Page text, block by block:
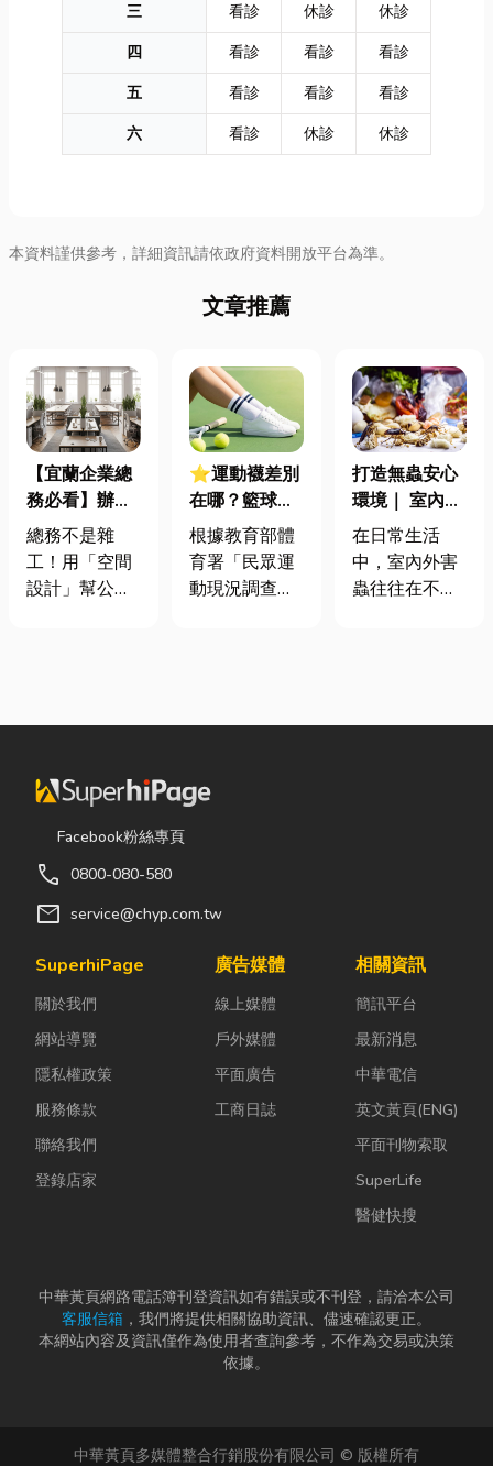
三
看診 休診
休診
四
看診 看診
看診
五
看診 看診
看診
六
看診 休診 休診
本資料謹供參考，詳細資訊請依政府資料開放平台為準。
文章推薦
【宜蘭企業總
務必看】辦公
室如何打造高
效能職場？從
辦公桌椅、系
總務不是雜
工！用「空間
設計」幫公司
公室時，常覺
缺東西時「壞
什麼補什麼」
就好，但這種
花了大錢，卻
換來員工抱怨
辦公室空間設
司賺錢的戰
略！真正厲
害...
⭐運動襪差別
在哪？籃球、
慢跑、排球襪
挑選全攻略，
穿對了運動不
根據教育部體
育署「民眾運
動現況調查」
與各類球類運
配備上毫不惜
專業路跑鞋，
抓一雙幾十元
上場。 「運動
鞋就像...
打造無蟲安心
環境｜ 室內外
害蟲防治全攻
略
在日常生活
中，室內外害
蟲往往在不知
渣或積水，容
吸引白蟻、蛾
藏匿，不僅影
響環境整潔，
更可能...
Facebook粉絲專頁
call 0800-080-580
mail service@chyp.com.tw
SuperhiPage
關於我們
網站導覽
隱私權政策
服務條款
聯絡我們
登錄店家
廣告媒體
線上媒體
戶外媒體
平面廣告
工商日誌
相關資訊
簡訊平台
最新消息
中華電信
英文黃頁(ENG)
平面刊物索取
SuperLife
醫健快搜
中華黃頁網路電話簿刊登資訊如有錯誤或不刊登，請洽本公司
客服信箱 ，我們將提供相關協助資訊、儘速確認更正。
本網站內容及資訊僅作為使用者查詢參考，不作為交易或決策
依據。
中華黃頁多媒體整合行銷股份有限公司 © 版權所有